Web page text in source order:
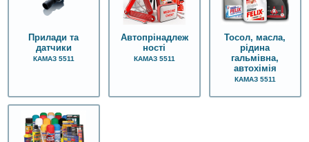
Прилади та
датчики
КАМАЗ 5511
Автопрінадлеж
ності
КАМАЗ 5511
Тосол, масла,
рідина
гальмівна,
автохімія
КАМАЗ 5511